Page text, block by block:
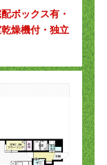
ボックス有・
燥機付・独立